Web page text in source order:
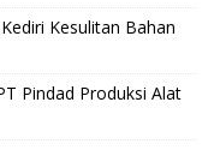
Kesulitan Bahan
Pindad Produksi Alat